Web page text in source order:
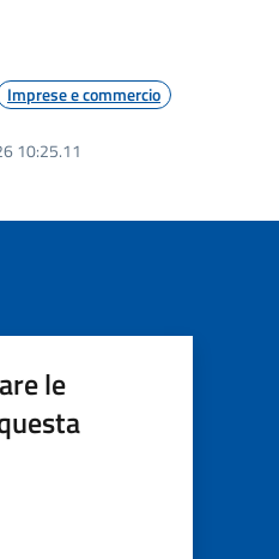
Imprese e commercio
10:25.11
le